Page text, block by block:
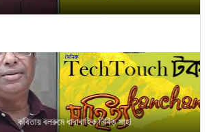
কবিতায় বলরুমে ধারাবাহিক নিবিড় সাহা